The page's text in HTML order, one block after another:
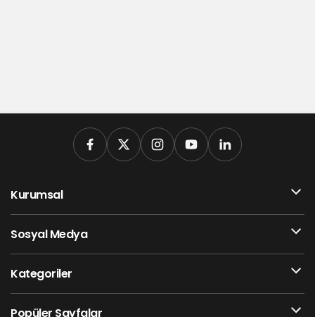
Kurumsal
Sosyal Medya
Kategoriler
Popüler Sayfalar